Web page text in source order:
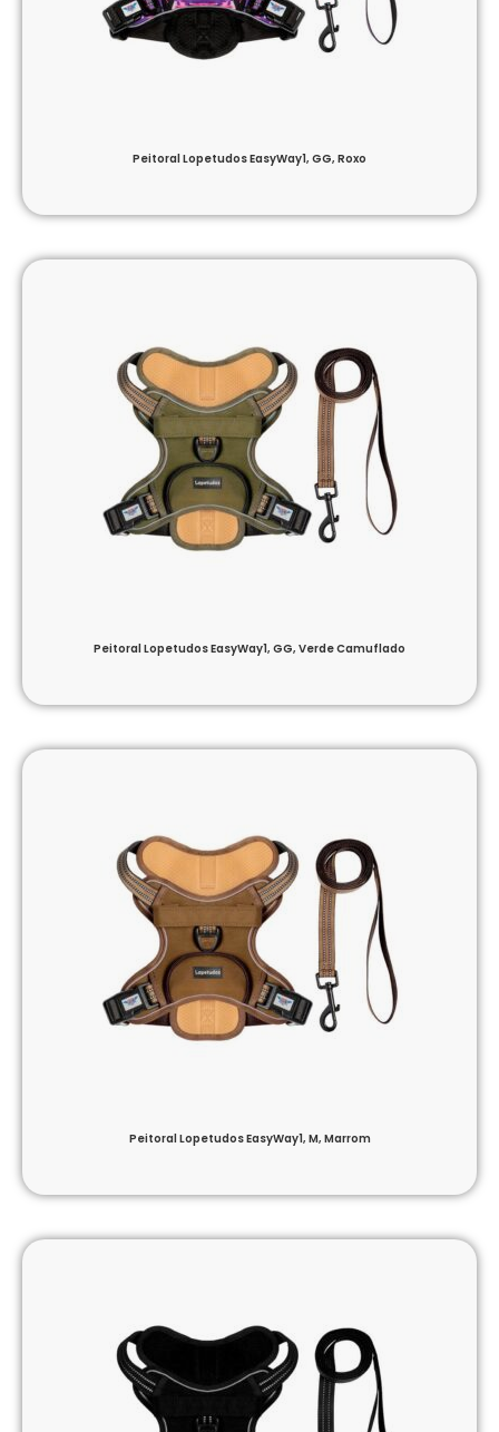
Peitoral Lopetudos EasyWay1, GG, Roxo
Peitoral Lopetudos EasyWay1, GG, Verde Camuflado
Peitoral Lopetudos EasyWay1, M, Marrom